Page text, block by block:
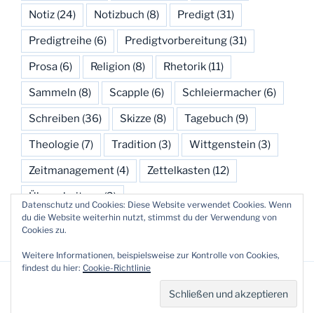
Notiz (24) Notizbuch (8) Predigt (31)
Predigtreihe (6) Predigtvorbereitung (31)
Prosa (6) Religion (8) Rhetorik (11)
Sammeln (8) Scapple (6) Schleiermacher (6)
Schreiben (36) Skizze (8) Tagebuch (9)
Theologie (7) Tradition (3) Wittgenstein (3)
Zeitmanagement (4) Zettelkasten (12)
Überarbeitung(3)
Stolz präsentiert von WordPress
Datenschutz und Cookies: Diese Website verwendet Cookies. Wenn
du die Website weiterhin nutzt, stimmst du der Verwendung von
Cookies zu.
Weitere Informationen, beispielsweise zur Kontrolle von Cookies,
findest du hier: Cookie-Richtlinie